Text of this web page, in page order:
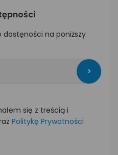
na poniższy
>
się z treścią i
Politykę Prywatności